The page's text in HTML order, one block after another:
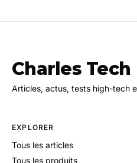
Charles Tech
Articles, actus, tests high-tech
EXPLORER
Tous les articles
Tous les produits